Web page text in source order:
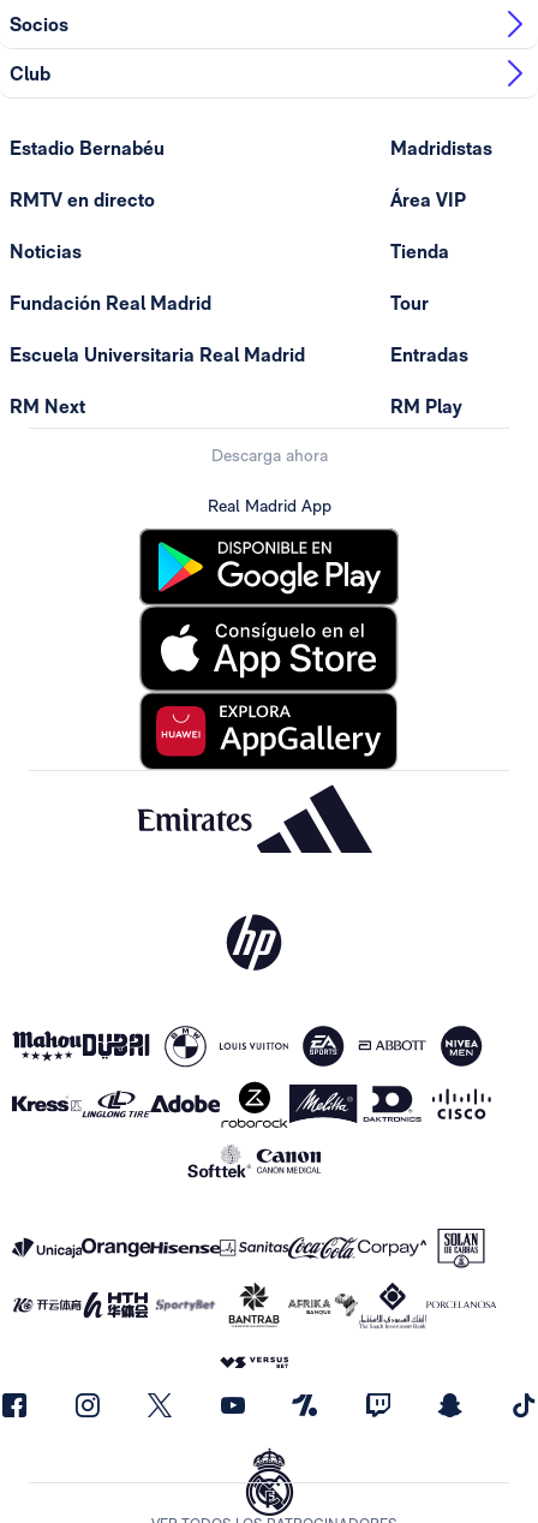
Socios
Club
Estadio Bernabéu
RMTV en directo
Noticias
Fundación Real Madrid
Escuela Universitaria Real Madrid
RM Next
Madridistas
Área VIP
Tienda
Tour
Entradas
RM Play
Descarga ahora
Real Madrid App